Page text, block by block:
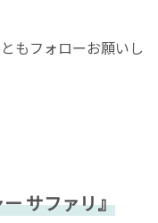
もフォローお願いし
サファリ』